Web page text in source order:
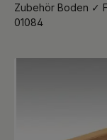
Zubehör Boden ✓
01084